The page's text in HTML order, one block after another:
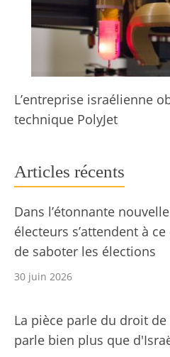
L’entreprise israélienne
technique PolyJet
Articles récents
Dans l’étonnante
électeurs s’attendent à
de saboter les élections
30 juin 2026
La pièce parle du droit
parle bien plus que